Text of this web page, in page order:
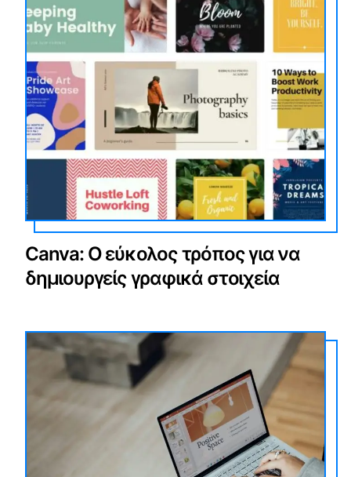
Canva: Ο εύκολος τρόπος για να
δημιουργείς γραφικά στοιχεία